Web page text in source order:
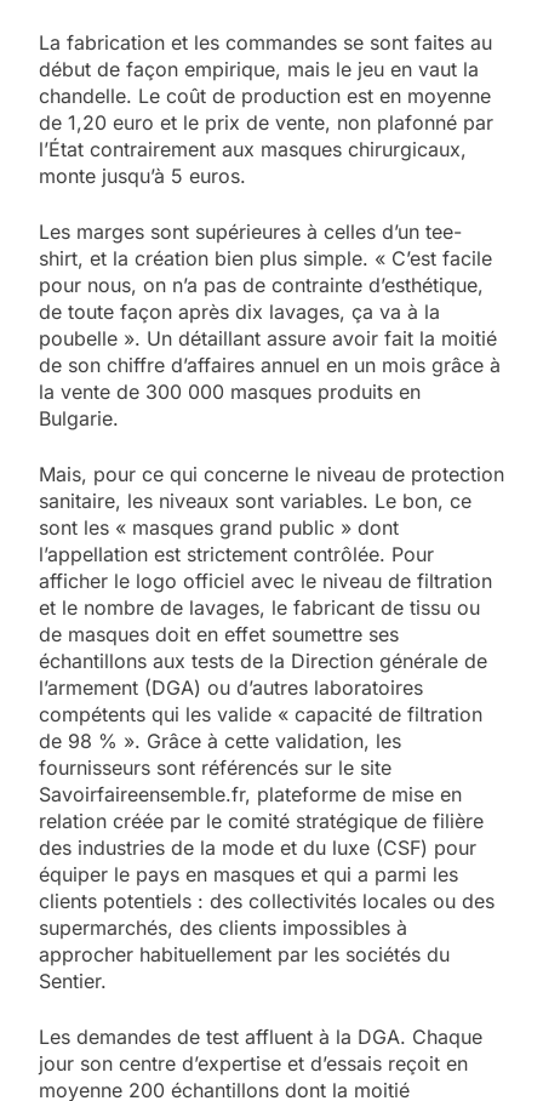
La fabrication et les commandes se sont faites au
début de façon empirique, mais le jeu en vaut la
chandelle. Le coût de production est en moyenne
de 1,20 euro et le prix de vente, non plafonné par
l’État contrairement aux masques chirurgicaux,
monte jusqu’à 5 euros.
Les marges sont supérieures à celles d’un tee-
shirt, et la création bien plus simple. « C’est facile
pour nous, on n’a pas de contrainte d’esthétique,
de toute façon après dix lavages, ça va à la
poubelle ». Un détaillant assure avoir fait la moitié
de son chiffre d’affaires annuel en un mois grâce à
la vente de 300 000 masques produits en
Bulgarie.
Mais, pour ce qui concerne le niveau de protection
sanitaire, les niveaux sont variables. Le bon, ce
sont les « masques grand public » dont
l’appellation est strictement contrôlée. Pour
afficher le logo officiel avec le niveau de filtration
et le nombre de lavages, le fabricant de tissu ou
de masques doit en effet soumettre ses
échantillons aux tests de la Direction générale de
l’armement (DGA) ou d’autres laboratoires
compétents qui les valide « capacité de filtration
de 98 % ». Grâce à cette validation, les
fournisseurs sont référencés sur le site
Savoirfaireensemble.fr, plateforme de mise en
relation créée par le comité stratégique de filière
des industries de la mode et du luxe (CSF) pour
équiper le pays en masques et qui a parmi les
clients potentiels : des collectivités locales ou des
supermarchés, des clients impossibles à
approcher habituellement par les sociétés du
Sentier.
Les demandes de test affluent à la DGA. Chaque
jour son centre d’expertise et d’essais reçoit en
moyenne 200 échantillons dont la moitié